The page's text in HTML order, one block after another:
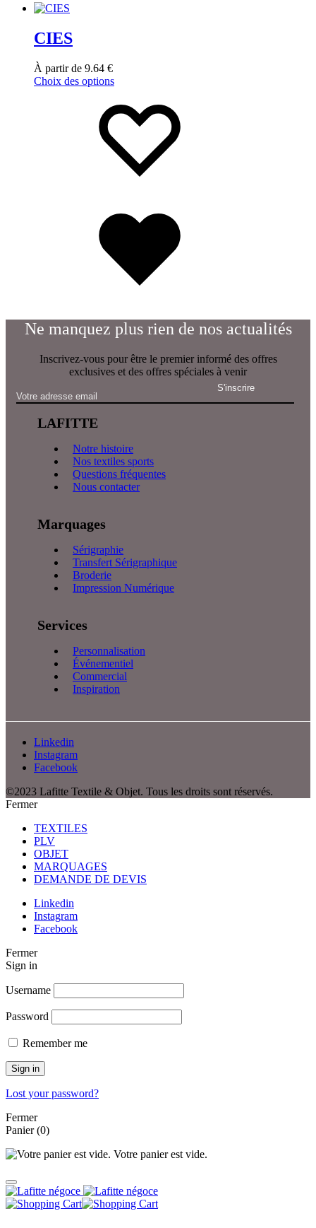
CIES
À partir de 9.64 €
Choix des options
Ne manquez plus rien de nos actualités
Inscrivez-vous pour être le premier informé des offres
exclusives et des offres spéciales à venir
LAFITTE
Notre histoire
Nos textiles sports
Questions fréquentes
Nous contacter
Marquages
Sérigraphie
Transfert Sérigraphique
Broderie
Impression Numérique
Services
Personnalisation
Événementiel
Commercial
Inspiration
Linkedin
Instagram
Facebook
©2023 Lafitte Textile & Objet. Tous les droits sont réservés.
Fermer
TEXTILES
PLV
OBJET
MARQUAGES
DEMANDE DE DEVIS
Linkedin
Instagram
Facebook
Fermer
Sign in
Username
Password
Remember me
Sign in
Lost your password?
Fermer
Panier(0)
Votre panier est vide.